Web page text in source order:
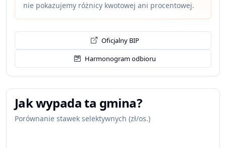
nie pokazujemy różnicy kwotowej ani procentowej.
Oficjalny BIP
Harmonogram odbioru
Jak wypada ta gmina?
Porównanie stawek selektywnych (zł/os.)